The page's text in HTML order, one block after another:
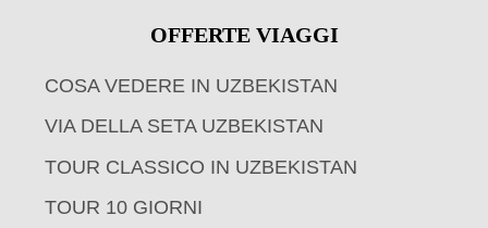
OFFERTE VIAGGI
COSA VEDERE IN UZBEKISTAN
VIA DELLA SETA UZBEKISTAN
TOUR CLASSICO IN UZBEKISTAN
TOUR 10 GIORNI